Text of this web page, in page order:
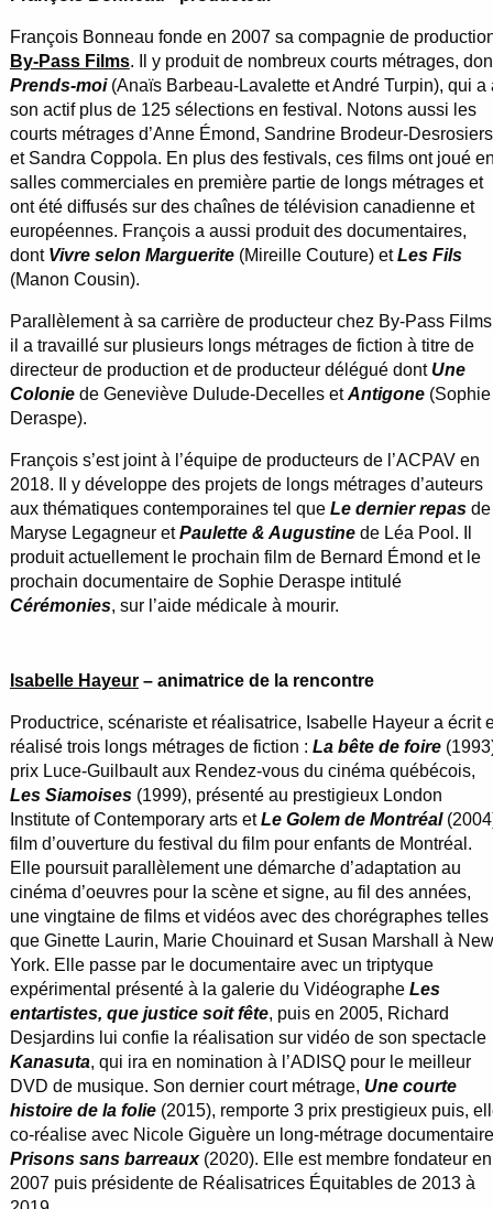
François Bonneau fonde en 2007 sa compagnie de
By-Pass Films. Il y produit de nombreux courts métrages,
Prends-moi(Anaïs Barbeau-Lavalette et André Turpin), qui a
son actif plus de 125 sélections en festival. Notons aussi les
courts métrages d’Anne Émond, Sandrine Brodeur-Desrosiers
et Sandra Coppola. En plus des festivals, ces films ont joué
salles commerciales en première partie de longs métrages et
ont été diffusés sur des chaînes de télévision canadienne et
européennes. François a aussi produit des documentaires,
dont Vivre selon Marguerite(Mireille Couture) etLes Fils
(Manon Cousin).
Parallèlement à sa carrière de producteur chez By-Pass
il a travaillé sur plusieurs longs métrages de fiction à titre de
directeur de production et de producteur délégué dont Une
Coloniede Geneviève Dulude-Decelles etAntigone(Sophie
Deraspe).
François s’est joint à l’équipe de producteurs de l’ACPAV en
2018. Il y développe des projets de longs métrages d’auteurs
aux thématiques contemporaines tel que Le dernier repasde
Maryse Legagneur etPaulette & Augustinede Léa Pool. Il
produit actuellement le prochain film de Bernard Émond et le
prochain documentaire de Sophie Deraspe intitulé
Cérémonies, sur l’aide médicale à mourir.
Isabelle Hayeur – animatrice de la rencontre
Productrice, scénariste et réalisatrice, Isabelle Hayeur a écrit
réalisé trois longs métrages de fiction : La bête de foire
prix Luce-Guilbault aux Rendez-vous du cinéma québécois,
Les Siamoises(1999), présenté au prestigieux London
Institute of Contemporary arts etLe Golem de Montréal
film d’ouverture du festival du film pour enfants de Montréal.
Elle poursuit parallèlement une démarche d’adaptation au
cinéma d’oeuvres pour la scène et signe, au fil des années,
une vingtaine de films et vidéos avec des chorégraphes telles
que Ginette Laurin, Marie Chouinard et Susan Marshall à
York. Elle passe par le documentaire avec un triptyque
expérimental présenté à la galerie du Vidéographe Les
entartistes, que justice soit fête, puis en 2005, Richard
Desjardins lui confie la réalisation sur vidéo de son spectacle
Kanasuta, qui ira en nomination à l’ADISQ pour le meilleur
DVD de musique. Son dernier court métrage, Une courte
histoire de la folie(2015), remporte 3 prix prestigieux puis,
co-réalise avec Nicole Giguère un long-métrage
Prisons sans barreaux(2020). Elle est membre fondateur en
2007 puis présidente de Réalisatrices Équitables de 2013 à